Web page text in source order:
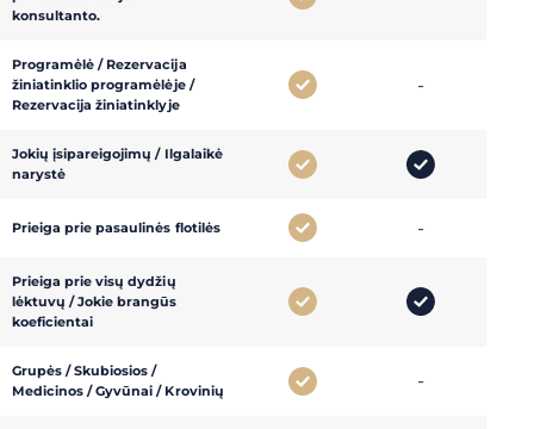
konsultanto.
Programėlė / Rezervacija
žiniatinklio programėlėje /
Rezervacija žiniatinklyje
-
Jokių įsipareigojimų / Ilgalaikė
narystė
Prieiga prie pasaulinės flotilės -
Prieiga prie visų dydžių
lėktuvų / Jokie brangūs
koeficientai
Grupės / Skubiosios /
Medicinos / Gyvūnai / Krovinių
-